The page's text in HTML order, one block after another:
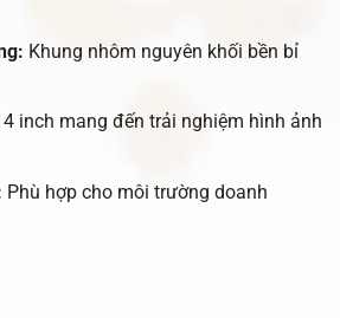
Khung nhôm nguyên khối bền bỉ
inch mang đến trải nghiệm hình ảnh
Phù hợp cho môi trường doanh